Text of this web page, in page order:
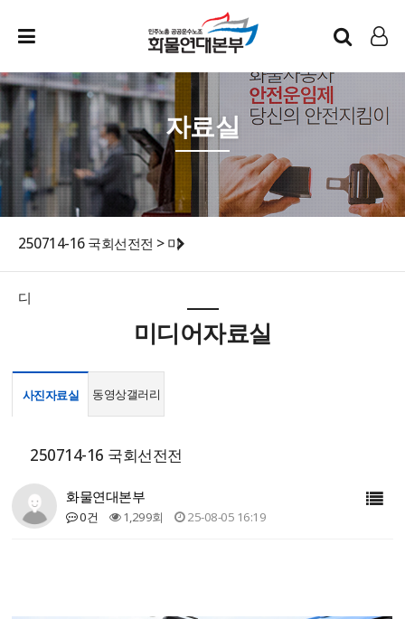
인트라넷
LOG IN
자료실
250714-16 국회선전전 > 미
디
미디어자료실
사진자료실 동영상갤러리
250714-16 국회선전전
화물연대본부
0건 1,299회 25-08-05 16:19